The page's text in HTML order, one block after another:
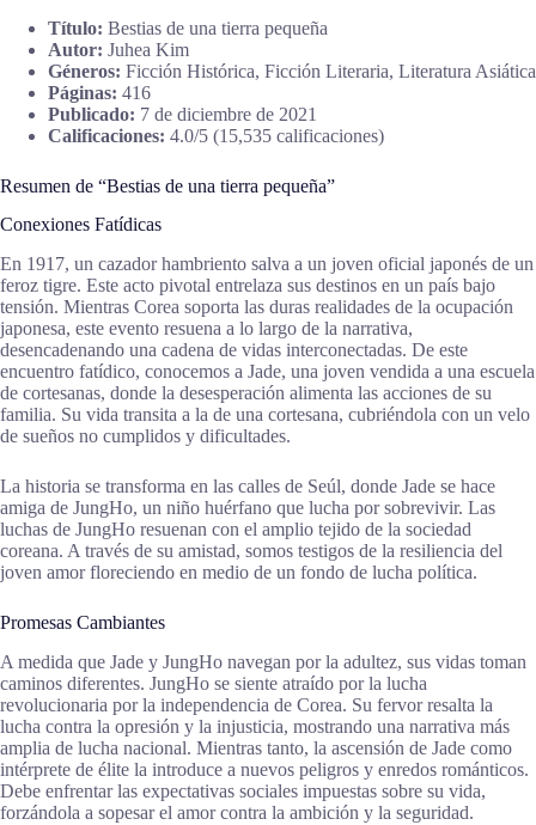
Título: Bestias de una tierra pequeña
Autor: Juhea Kim
Géneros: Ficción Histórica, Ficción Literaria, Literatura Asiática
Páginas: 416
Publicado: 7 de diciembre de 2021
Calificaciones: 4.0/5 (15,535 calificaciones)
Resumen de “Bestias de una tierra pequeña”
Conexiones Fatídicas
En 1917, un cazador hambriento salva a un joven oficial japonés de un
feroz tigre. Este acto pivotal entrelaza sus destinos en un país bajo
tensión. Mientras Corea soporta las duras realidades de la ocupación
japonesa, este evento resuena a lo largo de la narrativa,
desencadenando una cadena de vidas interconectadas. De este
encuentro fatídico, conocemos a Jade, una joven vendida a una escuela
de cortesanas, donde la desesperación alimenta las acciones de su
familia. Su vida transita a la de una cortesana, cubriéndola con un velo
de sueños no cumplidos y dificultades.
La historia se transforma en las calles de Seúl, donde Jade se hace
amiga de JungHo, un niño huérfano que lucha por sobrevivir. Las
luchas de JungHo resuenan con el amplio tejido de la sociedad
coreana. A través de su amistad, somos testigos de la resiliencia del
joven amor floreciendo en medio de un fondo de lucha política.
Promesas Cambiantes
A medida que Jade y JungHo navegan por la adultez, sus vidas toman
caminos diferentes. JungHo se siente atraído por la lucha
revolucionaria por la independencia de Corea. Su fervor resalta la
lucha contra la opresión y la injusticia, mostrando una narrativa más
amplia de lucha nacional. Mientras tanto, la ascensión de Jade como
intérprete de élite la introduce a nuevos peligros y enredos románticos.
Debe enfrentar las expectativas sociales impuestas sobre su vida,
forzándola a sopesar el amor contra la ambición y la seguridad.